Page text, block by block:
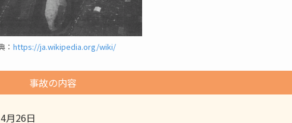
： https://ja.wikipedia.org/wiki/
事故の内容
月26日